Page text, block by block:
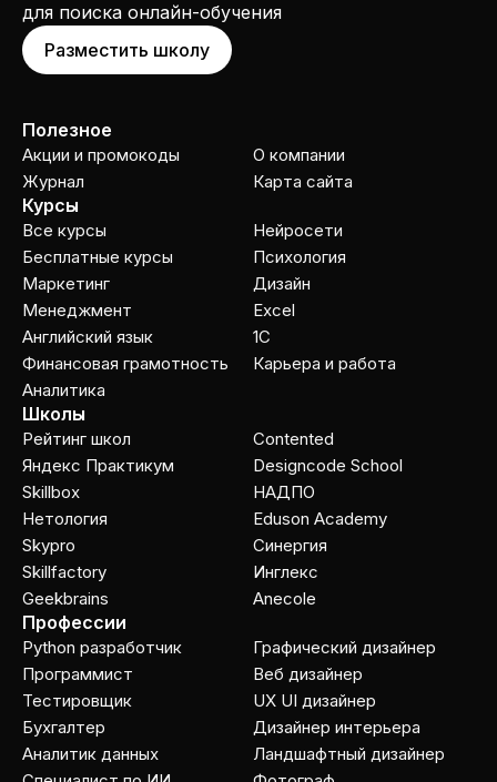
для поиска онлайн-обучения
Разместить школу
Полезное
Акции и промокоды
Журнал
О компании
Карта сайта
Курсы
Все курсы
Бесплатные курсы
Маркетинг
Менеджмент
Английский язык
Финансовая грамотность
Аналитика
Нейросети
Психология
Дизайн
Excel
1C
Карьера и работа
Школы
Рейтинг школ
Яндекс Практикум
Skillbox
Нетология
Skypro
Skillfactory
Geekbrains
Contented
Designcode School
НАДПО
Eduson Academy
Cинергия
Инглекс
Anecole
Профессии
Python разработчик
Программист
Тестировщик
Бухгалтер
Аналитик данных
Графический дизайнер
Веб дизайнер
UX UI дизайнер
Дизайнер интерьера
Ландшафтный дизайнер